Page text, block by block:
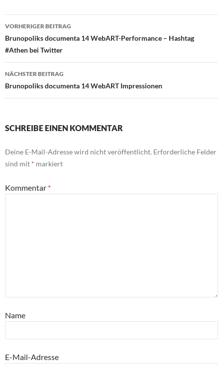
Beitragsnavigation
VORHERIGER BEITRAG
Brunopoliks documenta 14 WebART-Performance – Hashtag
#Athen bei Twitter
NÄCHSTER BEITRAG
Brunopoliks documenta 14 WebART Impressionen
SCHREIBE EINEN KOMMENTAR
Deine E-Mail-Adresse wird nicht veröffentlicht. Erforderliche Felder
sind mit * markiert
Kommentar *
Name
E-Mail-Adresse